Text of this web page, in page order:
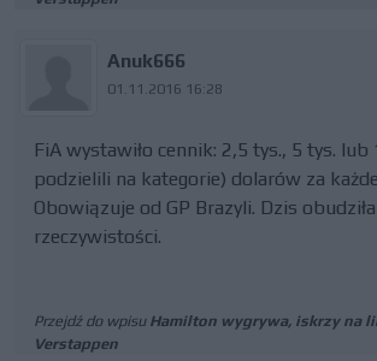
Anuk666
01.11.2016 16:28
FiA wystawiło cennik: 2,5 tys., 5 tys.
podzielili na kategorie) dolarów za
Obowiązuje od GP Brazyli. Dzis
rzeczywistości.
Przejdź do wpisu Hamilton wygrywa, iskrzy na
Verstappen